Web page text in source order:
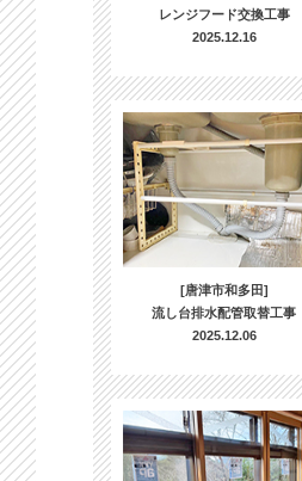
レンジフード交換工事
2025.12.16
[唐津市和多田]
流し台排水配管取替工事
2025.12.06